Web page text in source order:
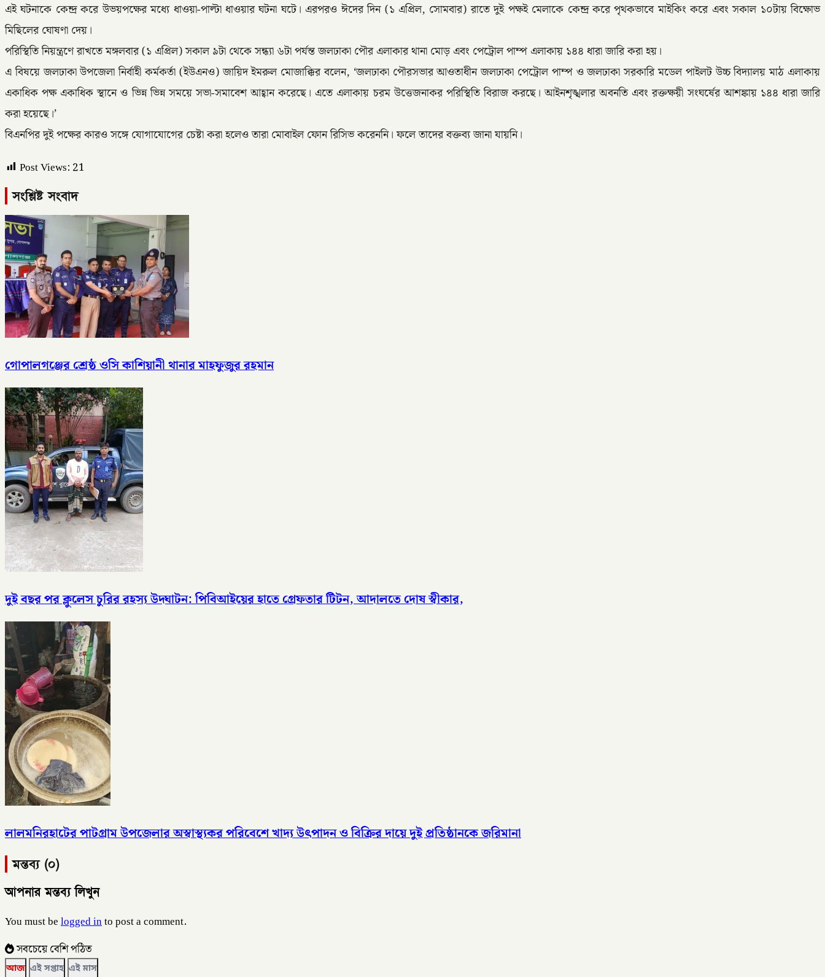
এই ঘটনাকে কেন্দ্র করে উভয়পক্ষের মধ্যে ধাওয়া-পাল্টা ধাওয়ার ঘটনা ঘটে। এরপরও ঈদের দিন (১ এপ্রিল, সোমবার) রাতে দুই পক্ষই মেলাকে কেন্দ্র করে পৃথকভাবে মাইকিং করে এবং সকাল ১০টায় বিক্ষোভ
মিছিলের ঘোষণা দেয়।
পরিস্থিতি নিয়ন্ত্রণে রাখতে মঙ্গলবার (১ এপ্রিল) সকাল ৯টা থেকে সন্ধ্যা ৬টা পর্যন্ত জলঢাকা পৌর এলাকার থানা মোড় এবং পেট্রোল পাম্প এলাকায় ১৪৪ ধারা জারি করা হয়।
এ বিষয়ে জলঢাকা উপজেলা নির্বাহী কর্মকর্তা (ইউএনও) জায়িদ ইমরুল মোজাক্কির বলেন, ‘জলঢাকা পৌরসভার আওতাধীন জলঢাকা পেট্রোল পাম্প ও জলঢাকা সরকারি মডেল পাইলট উচ্চ বিদ্যালয় মাঠ এলাকায়
একাধিক পক্ষ একাধিক স্থানে ও ভিন্ন ভিন্ন সময়ে সভা-সমাবেশ আহ্বান করেছে। এতে এলাকায় চরম উত্তেজনাকর পরিস্থিতি বিরাজ করছে। আইনশৃঙ্খলার অবনতি এবং রক্তক্ষয়ী সংঘর্ষের আশঙ্কায় ১৪৪ ধারা জারি
করা হয়েছে।’
বিএনপির দুই পক্ষের কারও সঙ্গে যোগাযোগের চেষ্টা করা হলেও তারা মোবাইল ফোন রিসিভ করেননি। ফলে তাদের বক্তব্য জানা যায়নি।
Post Views: 21
সংশ্লিষ্ট সংবাদ
গোপালগঞ্জের শ্রেষ্ঠ ওসি কাশিয়ানী থানার মাহফুজুর রহমান
দুই বছর পর ক্লুলেস চুরির রহস্য উদ্ঘাটন: পিবিআইয়ের হাতে গ্রেফতার টিটন, আদালতে দোষ স্বীকার,
লালমনিরহাটের পাটগ্রাম উপজেলার অস্বাস্থ্যকর পরিবেশে খাদ্য উৎপাদন ও বিক্রির দায়ে দুই প্রতিষ্ঠানকে জরিমানা
মন্তব্য (০)
আপনার মন্তব্য লিখুন
You must belogged into post a comment.
সবচেয়ে বেশি পঠিত
আজ এই সপ্তাহ এই মাস